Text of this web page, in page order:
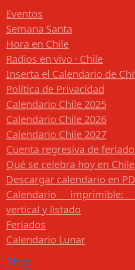
Eventos
Semana Santa
Hora en Chile
Radios en vivo · Chile
Inserta el Calendario de
Política de Privacidad
Calendario Chile 2025
Calendario Chile 2026
Calendario Chile 2027
Cuenta regresiva de
Qué se celebra hoy en Chile
Descargar calendario en
Calendario imprimible:
vertical y listado
Feriados
Calendario Lunar
Blog